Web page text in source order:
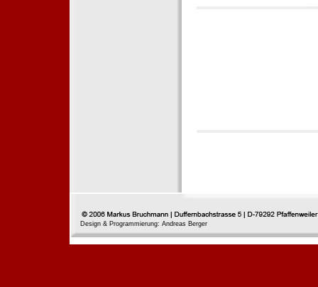
Design & Programmierung: Andreas Berger